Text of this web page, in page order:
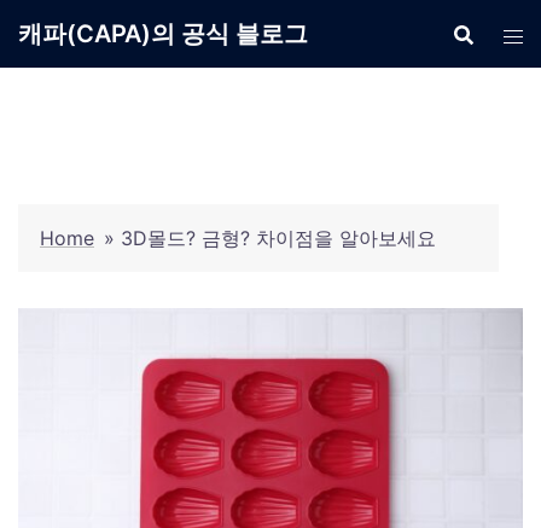
캐파(CAPA)의 공식 블로그
Home » 3D몰드? 금형? 차이점을 알아보세요